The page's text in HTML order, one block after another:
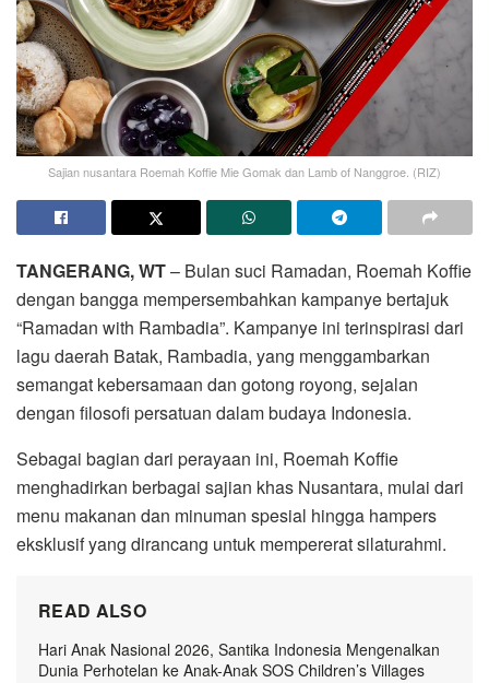
Sajian nusantara Roemah Koffie Mie Gomak dan Lamb of Nanggroe. (RIZ)
TANGERANG, WT– Bulan suci Ramadan, Roemah Koffie
dengan bangga mempersembahkan kampanye bertajuk
“Ramadan with Rambadia”. Kampanye ini terinspirasi dari
lagu daerah Batak, Rambadia, yang menggambarkan
semangat kebersamaan dan gotong royong, sejalan
dengan filosofi persatuan dalam budaya Indonesia.
Sebagai bagian dari perayaan ini, Roemah Koffie
menghadirkan berbagai sajian khas Nusantara, mulai dari
menu makanan dan minuman spesial hingga hampers
eksklusif yang dirancang untuk mempererat silaturahmi.
READ ALSO
Hari Anak Nasional 2026, Santika Indonesia Mengenalkan
Dunia Perhotelan ke Anak-Anak SOS Children’s Villages